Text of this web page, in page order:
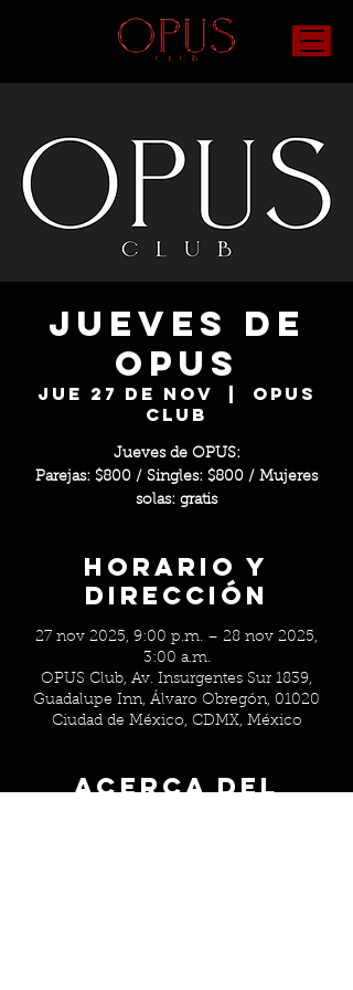
Jueves de
OPUS
jue 27 de nov
OPUS
Club
Jueves de OPUS:
Parejas: $800 / Singles: $800 / Mujeres
solas: gratis
Horario y
Dirección
27 nov 2025, 9:00 p.m. – 28 nov 2025,
3:00 a.m.
OPUS Club, Av. Insurgentes Sur 1839,
Guadalupe Inn, Álvaro Obregón, 01020
Ciudad de México, CDMX, México
Acerca del